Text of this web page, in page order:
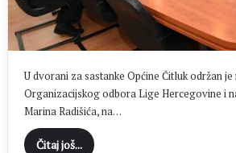
U dvorani za sastanke Općine Čitluk održan
Organizacijskog odbora Lige Hercegovine i
Marina Radišića, na…
Čitaj još...